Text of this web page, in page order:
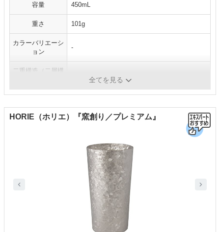
容量 450mL
重さ 101g
カラーバリエーシ
ョン
-
二重構造（二層構
全てを見る
HORIE（ホリエ）『窯創り／プレミアム』